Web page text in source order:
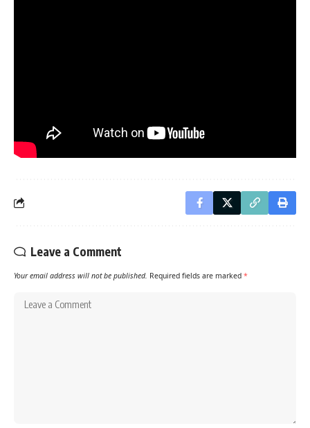
Leave a Comment
Your email address will not be published. Required fields are marked *